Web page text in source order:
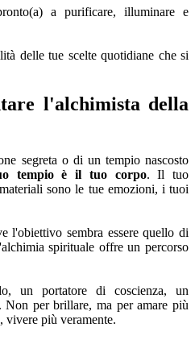
a purificare, illuminare e
delle tue scelte quotidiane che si
l'alchimista della
segreta o di un tempio nascosto
tempio è il tuo corpo. Il tuo
sono le tue emozioni, i tuoi
l'obiettivo sembra essere quello di
spirituale offre un percorso
un portatore di coscienza, un
per brillare, ma per amare più
vivere più veramente.